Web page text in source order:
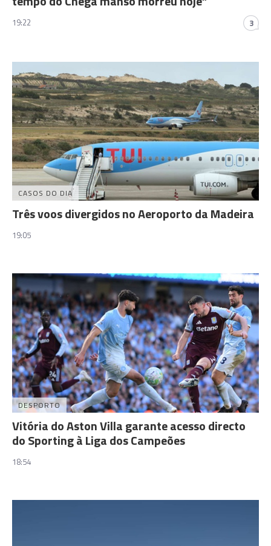
19:22 3
CASOS DO DIA
Três voos divergidos no Aeroporto da Madeira
19:05
DESPORTO
Vitória do Aston Villa garante acesso directo
do Sporting à Liga dos Campeões
18:54